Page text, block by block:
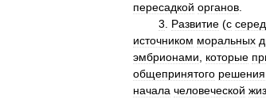
пересадкой органов
3
Развитие (с
источником моральных
эмбрионами
которые
общепринятого решения
начала человеческой